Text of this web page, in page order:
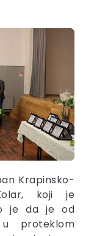
Krapinsko-
koji je
je da je od
proteklom